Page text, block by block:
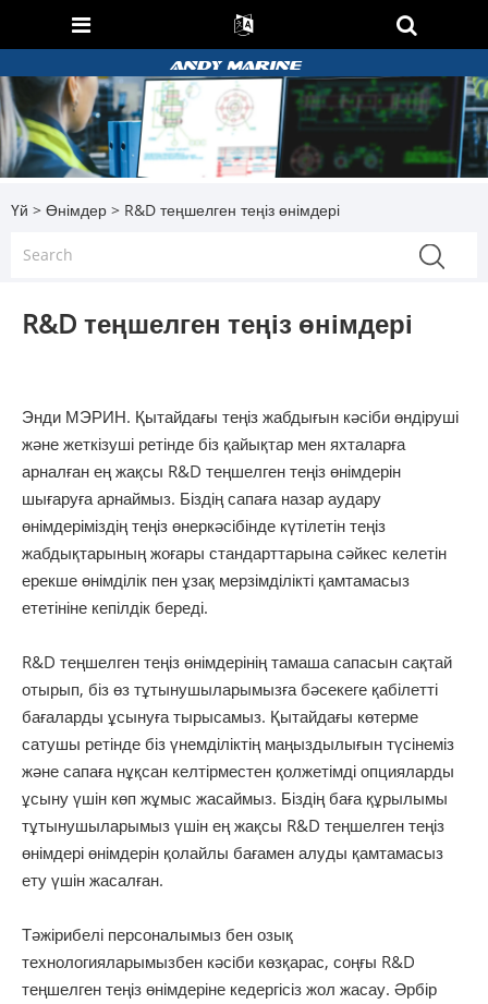
Үй > Өнімдер > R&D теңшелген теңіз өнімдері
R&D теңшелген теңіз өнімдері
Энди МЭРИН. Қытайдағы теңіз жабдығын кәсіби өндіруші
және жеткізуші ретінде біз қайықтар мен яхталарға
арналған ең жақсы R&D теңшелген теңіз өнімдерін
шығаруға арнаймыз. Біздің сапаға назар аудару
өнімдеріміздің теңіз өнеркәсібінде күтілетін теңіз
жабдықтарының жоғары стандарттарына сәйкес келетін
ерекше өнімділік пен ұзақ мерзімділікті қамтамасыз
ететініне кепілдік береді.
R&D теңшелген теңіз өнімдерінің тамаша сапасын сақтай
отырып, біз өз тұтынушыларымызға бәсекеге қабілетті
бағаларды ұсынуға тырысамыз. Қытайдағы көтерме
сатушы ретінде біз үнемділіктің маңыздылығын түсінеміз
және сапаға нұқсан келтірместен қолжетімді опцияларды
ұсыну үшін көп жұмыс жасаймыз. Біздің баға құрылымы
тұтынушыларымыз үшін ең жақсы R&D теңшелген теңіз
өнімдері өнімдерін қолайлы бағамен алуды қамтамасыз
ету үшін жасалған.
Тәжірибелі персоналымыз бен озық
технологияларымызбен кәсіби көзқарас, соңғы R&D
теңшелген теңіз өнімдеріне кедергісіз жол жасау. Әрбір